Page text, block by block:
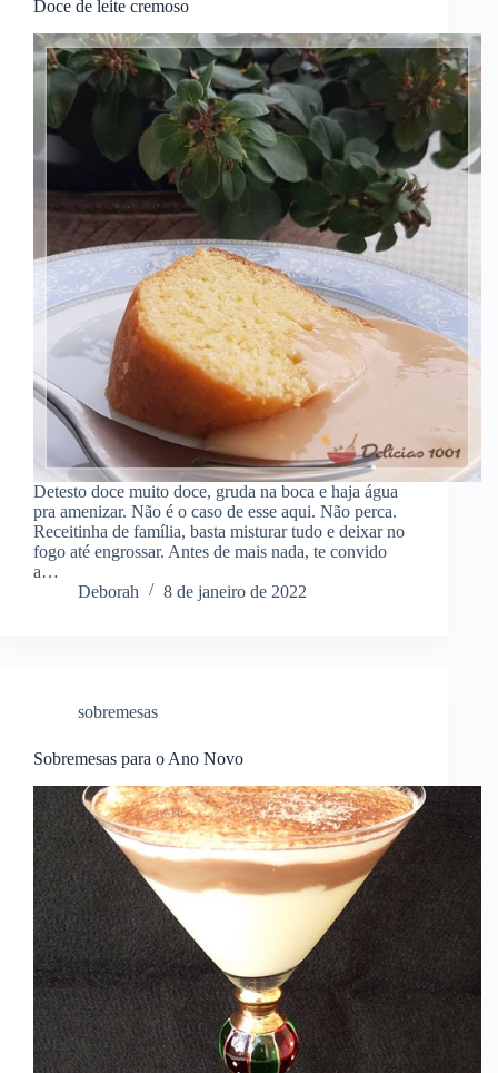
Doce de leite cremoso
Detesto doce muito doce, gruda na boca e haja água
pra amenizar. Não é o caso de esse aqui. Não perca.
Receitinha de família, basta misturar tudo e deixar no
fogo até engrossar. Antes de mais nada, te convido
a…
Deborah
8 de janeiro de 2022
sobremesas
Sobremesas para o Ano Novo